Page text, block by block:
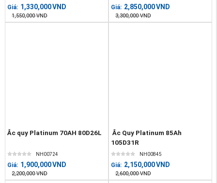
Giá: 1,330,000VND
1,550,000 VND
Giá: 2,850,000VND
3,300,000 VND
Ắc quy Platinum 70AH 80D26L
NH00724
Giá: 1,900,000VND
2,200,000 VND
Ắc Quy Platinum 85Ah
105D31R
NH00845
Giá: 2,150,000VND
2,600,000 VND